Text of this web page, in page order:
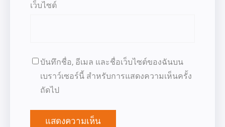
เว็บไซต์
บันทึกชื่อ, อีเมล และชื่อเว็บไซต์ของฉันบน
เบราว์เซอร์นี้ สำหรับการแสดงความเห็นครั้ง
ถัดไป